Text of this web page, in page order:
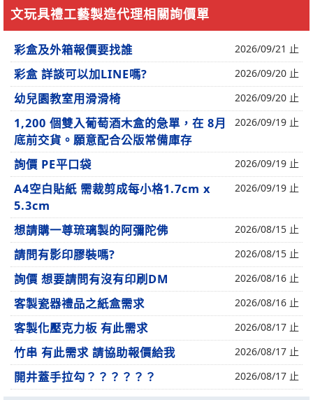
文玩具禮工藝製造代理相關詢價單
彩盒及外箱報價要找誰 2026/09/21 止
彩盒 詳談可以加LINE嗎? 2026/09/20 止
幼兒園教室用滑滑椅 2026/09/20 止
1,200 個雙入葡萄酒木盒的急單，在 8月
底前交貨。願意配合公版常備庫存
2026/09/19 止
詢價 PE平口袋 2026/09/19 止
A4空白貼紙 需裁剪成每小格1.7cm x
5.3cm
2026/09/19 止
想請購一尊琉璃製的阿彌陀佛 2026/08/15 止
請問有影印膠裝嗎? 2026/08/15 止
詢價 想要請問有沒有印刷DM 2026/08/16 止
客製瓷器禮品之紙盒需求 2026/08/16 止
客製化壓克力板 有此需求 2026/08/17 止
竹串 有此需求 請協助報價給我 2026/08/17 止
開井蓋手拉勾？？？？？？ 2026/08/17 止